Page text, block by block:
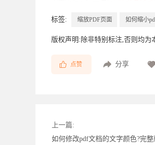
标签: 缩放PDF页面 如何缩小
版权声明:除非特别标注,否则均
点赞 分享
上一篇:
如何修改pdf文档的文字颜色?完